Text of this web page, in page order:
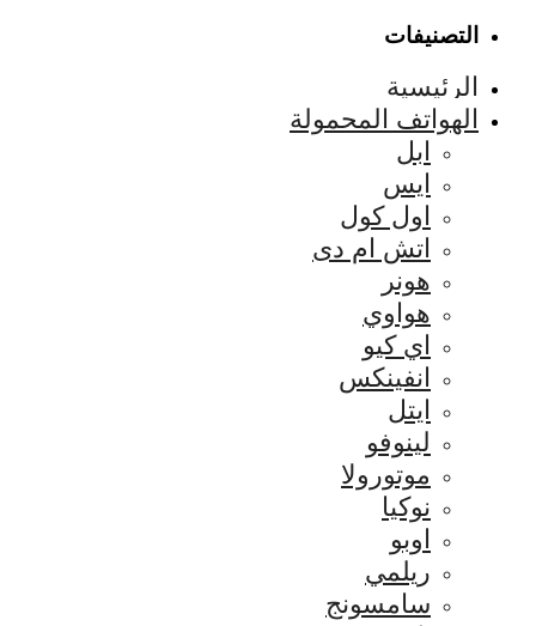
التصنيفات
الرئيسية
الهواتف المحمولة
ابل
ايس
اول كول
اتش ام دى
هونر
هواوي
اي كيو
انفينكس
ايتل
لينوفو
موتورولا
نوكيا
اوبو
ريلمي
سامسونج